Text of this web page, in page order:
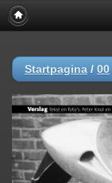
Startpagina / 00